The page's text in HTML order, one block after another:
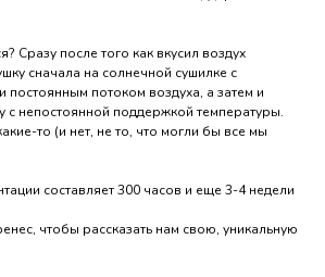
Сразу после того как вкусил воздух
сначала на солнечной сушилке с
постоянным потоком воздуха, а затем и
с непостоянной поддержкой температуры.
то (и нет, не то, что могли бы все мы
составляет 300 часов и еще 3-4 недели
чтобы рассказать нам свою, уникальную